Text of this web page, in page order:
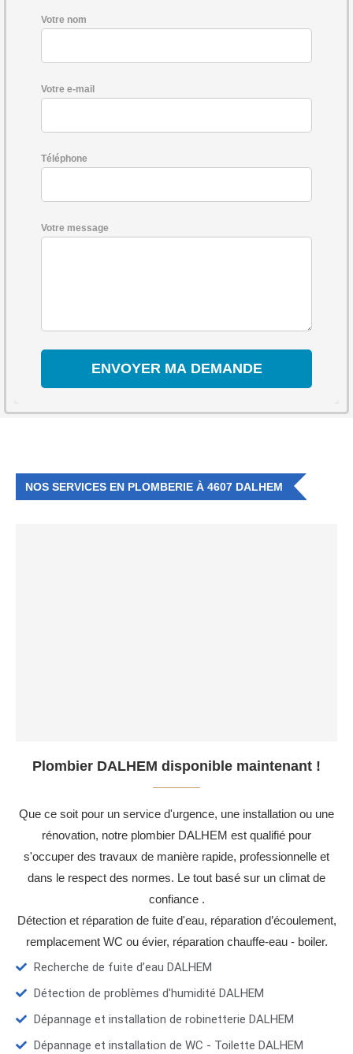
Votre nom
Votre e-mail
Téléphone
Votre message
NOS SERVICES EN PLOMBERIE À 4607 DALHEM
Plombier DALHEM disponible maintenant !
Que ce soit pour un service d'urgence, une installation ou une
rénovation, notre plombier DALHEM est qualifié pour
s'occuper des travaux de manière rapide, professionnelle et
dans le respect des normes. Le tout basé sur un climat de
confiance .
Détection et réparation de fuite d'eau, réparation d’écoulement,
remplacement WC ou évier, réparation chauffe-eau - boiler.
Recherche de fuite d’eau DALHEM
Détection de problèmes d'humidité DALHEM
Dépannage et installation de robinetterie DALHEM
Dépannage et installation de WC - Toilette DALHEM